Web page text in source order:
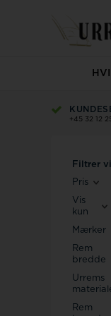
+45 32 12
Filtrer
Pris
Vis
kun
Mærker
Rem
bredde
Urrems
Rem